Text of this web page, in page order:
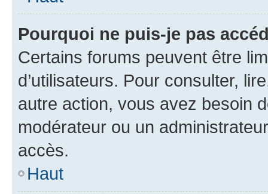
Pourquoi ne puis-je pas
Certains forums peuvent être
d’utilisateurs. Pour consulter,
autre action, vous avez besoin
modérateur ou un
accès.
Haut